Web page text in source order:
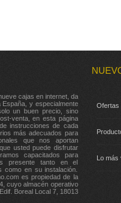
cajas en internet, da
y especialmente
un buen precio, sino
venta, en esta página
instrucciones de cada
más adecuados para
que nos aportan
usted puede disfrutar
capacitados para
presente tanto en el
como en su instalación.
es propiedad de la
cuyo almacén operativo
Boreal Local 7, 18013
Ofertas
Lo más